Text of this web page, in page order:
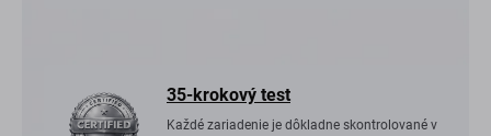
35-krokový test
Každé zariadenie je dôkladne skontrolované v